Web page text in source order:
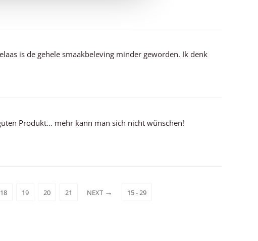
is de gehele smaakbeleving minder geworden. Ik denk
Produkt… mehr kann man sich nicht wünschen!
18 19 20 21 NEXT 15 - 29